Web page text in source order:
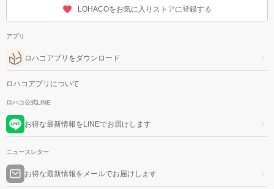
LOHACOをお気に入りストアに登録する
アプリ
ロハコアプリをダウンロード
ロハコアプリについて
ロハコ公式LINE
お得な最新情報をLINEでお届けします
ニュースレター
お得な最新情報をメールでお届けします